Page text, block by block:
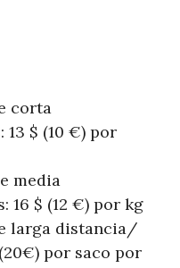
corta
$ (10 €) por
media
$ (12 €) por kg
larga distancia/
por saco por